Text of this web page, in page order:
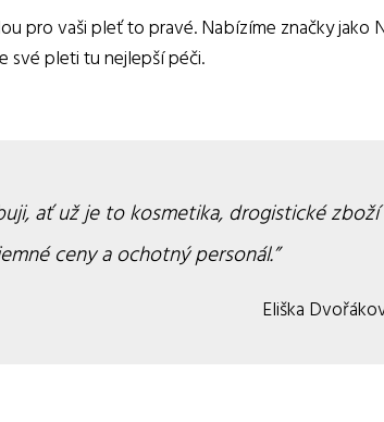
pro vaši pleť to pravé. Nabízíme značky jako
své pleti tu nejlepší péči.
ať už je to kosmetika, drogistické zboží
ceny a ochotný personál.
Eliška